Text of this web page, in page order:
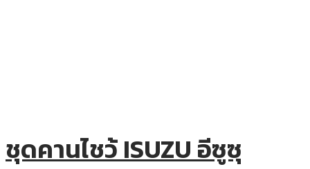
ชุดคานไชว้ ISUZU อีซูซุ